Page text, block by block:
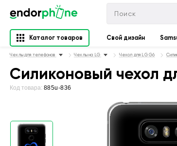
Каталог товаров Свой дизайн
Чехлы для телефонов Чехлы на LG Чехол для LG G6
Силиконовый чехол
Код товара: 885u-836